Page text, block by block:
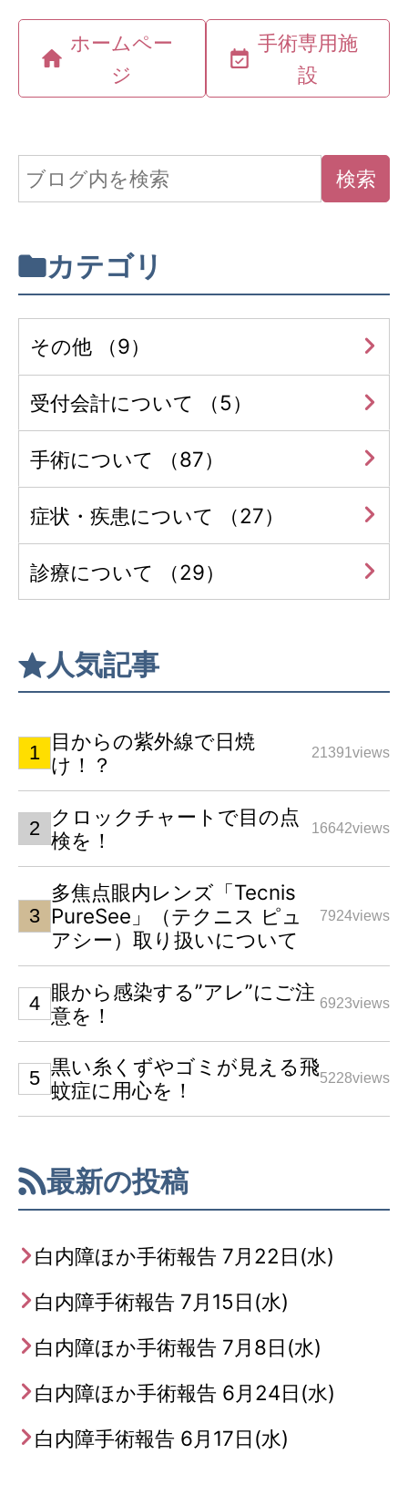
ホームペー
ジ
手術専用施
設
カテゴリ
その他 （9）
受付会計について （5）
手術について （87）
症状・疾患について （27）
診療について （29）
人気記事
目からの紫外線で日焼
け！？
21391views
クロックチャートで目の点
検を！
16642views
多焦点眼内レンズ「Tecnis
PureSee」（テクニス ピュ
アシー）取り扱いについて
7924views
眼から感染する”アレ”にご注
意を！
6923views
黒い糸くずやゴミが見える飛
蚊症に用心を！
5228views
最新の投稿
白内障ほか手術報告 7月22日(水)
白内障手術報告 7月15日(水)
白内障ほか手術報告 7月8日(水)
白内障ほか手術報告 6月24日(水)
白内障手術報告 6月17日(水)